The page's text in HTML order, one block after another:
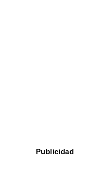
Publicidad